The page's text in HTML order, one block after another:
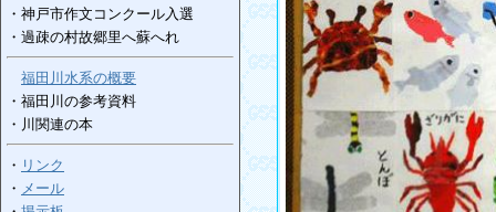
・神戸市作文コンクール入選
・過疎の村故郷里へ蘇へれ
福田川水系の概要
・福田川の参考資料
・川関連の本
・ リンク
・ メール